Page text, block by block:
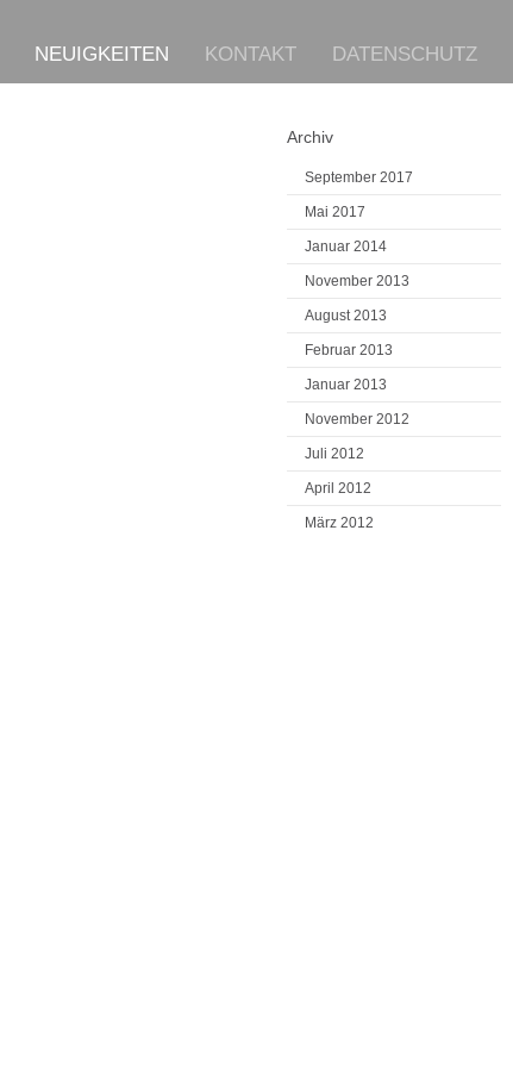
NEUIGKEITEN KONTAKT DATENSCHUTZ
Archiv
September 2017
Mai 2017
Januar 2014
November 2013
August 2013
Februar 2013
Januar 2013
November 2012
Juli 2012
April 2012
März 2012